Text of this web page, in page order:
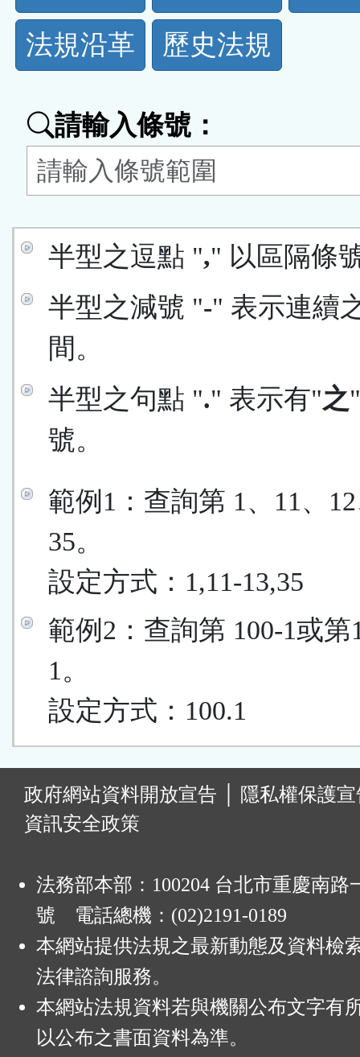
規
功
按
鈕
法規沿革
歷史法規
請輸入條號：
半型之逗點 "," 以區隔條
半型之減號 "-" 表示連續
間。
半型之句點 "." 表示有"之
號。
範例1：查詢第 1、11、
35。
設定方式：1,11-13,35
範例2：查詢第 100-1或第
1。
設定方式：100.1
政府網站資料開放宣告
隱私權保護
資訊安全政策
法務部本部：100204 台北市重慶南路
號 電話總機：(02)2191-0189
本網站提供法規之最新動態及資料檢
法律諮詢服務。
本網站法規資料若與機關公布文字有
以公布之書面資料為準。